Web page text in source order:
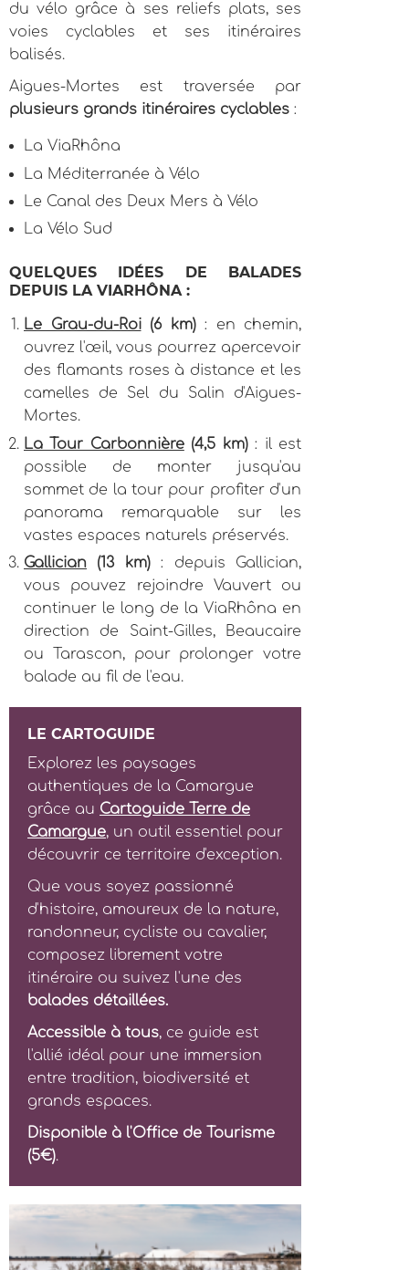
du vélo grâce à ses reliefs plats, ses
voies cyclables et ses itinéraires
balisés.
Aigues-Mortes est traversée par
plusieurs grands itinéraires cyclables :
La ViaRhôna
La Méditerranée à Vélo
Le Canal des Deux Mers à Vélo
La Vélo Sud
QUELQUES IDÉES DE BALADES
DEPUIS LA VIARHÔNA :
Le Grau-du-Roi(6 km) : en chemin,
ouvrez l'œil, vous pourrez apercevoir
des flamants roses à distance et les
camelles de Sel du Salin d'Aigues-
Mortes.
La Tour Carbonnière(4,5 km): il est
possible de monter jusqu'au
sommet de la tour pour profiter d'un
panorama remarquable sur les
vastes espaces naturels préservés.
Gallician (13 km): depuis Gallician,
vous pouvez rejoindre Vauvert ou
continuer le long de la ViaRhôna en
direction de Saint-Gilles, Beaucaire
ou Tarascon, pour prolonger votre
balade au fil de l'eau.
LE CARTOGUIDE
Explorez les paysages
authentiques de la Camargue
grâce au Cartoguide Terre de
Camargue, un outil essentiel pour
découvrir ce territoire d'exception.
Que vous soyez passionné
d'histoire, amoureux de la nature,
randonneur, cycliste ou cavalier,
composez librement votre
itinéraire ou suivez l'une des
balades détaillées.
Accessible à tous, ce guide est
l'allié idéal pour une immersion
entre tradition, biodiversité et
grands espaces.
Disponible à l'Office de Tourisme
(5€).